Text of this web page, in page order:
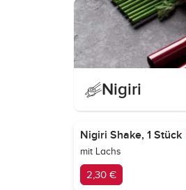
Nigiri
Nigiri Shake, 1 Stück
mit Lachs
2,30 €